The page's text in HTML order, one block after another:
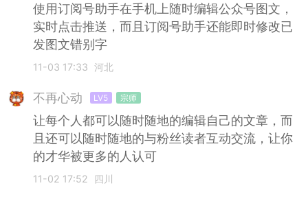
使用订阅号助手在手机上随时编辑公众号图文，
实时点击推送，而且订阅号助手还能即时修改已
发图文错别字
11-03 17:33 河北
不再心动 LV5 宗师
让每个人都可以随时随地的编辑自己的文章，而
且还可以随时随地的与粉丝读者互动交流，让你
的才华被更多的人认可
11-02 17:52 四川